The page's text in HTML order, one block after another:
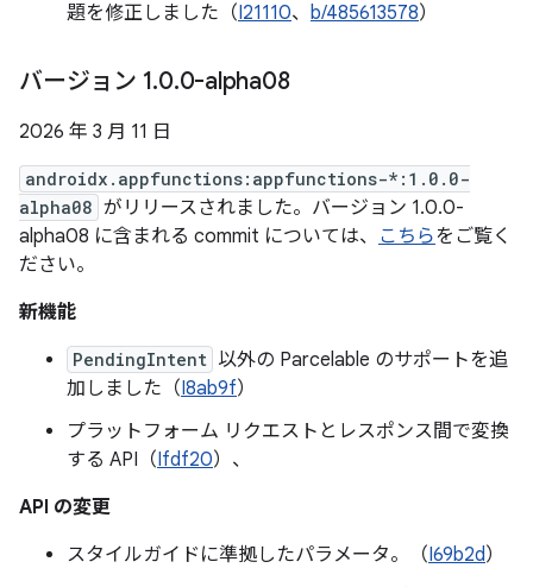
題を修正しました（I21110、 b/485613578）
バージョン 1.0.0-alpha08
2026 年 3 月 11 日
androidx.appfunctions:appfunctions-*:1.0.0-
alpha08 がリリースされました。バージョン 1.0.0-
alpha08 に含まれる commit については、 こちらをご覧く
ださい。
新機能
PendingIntent 以外の Parcelable のサポートを追
加しました（I8ab9f）
プラットフォーム リクエストとレスポンス間で変換
する API（Ifdf20）、
API の変更
スタイルガイドに準拠したパラメータ。（I69b2d）